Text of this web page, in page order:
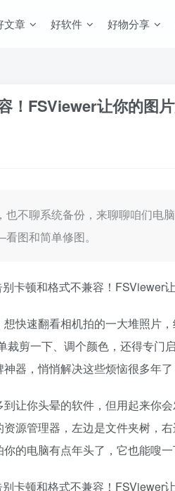
文章 好软件 好物分享
！FSViewer让你的图
也不聊系统备份，来聊聊咱们电
图和简单修图。
快速翻看相机拍的一大堆照片
裁剪一下、调个颜色，还得专门
器，悄悄解决这些烦恼很多年了
让你头晕的软件，但用起来你
源管理器，左边是文件夹树，
的电脑有点年头了，它也能嗖一